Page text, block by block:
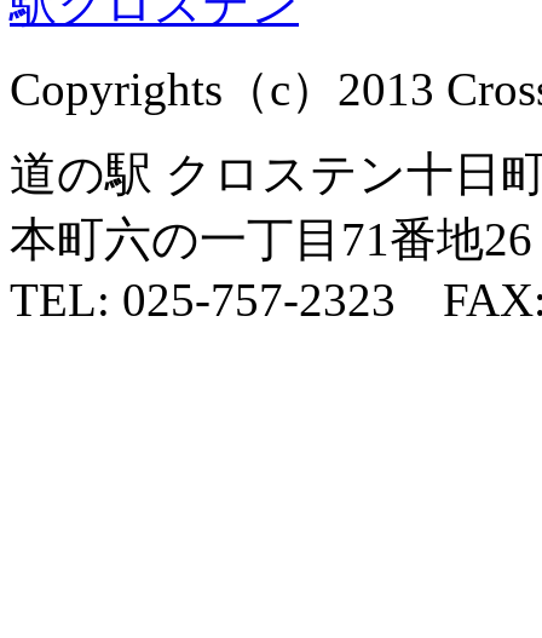
Copyrights（c）2013
道の駅 クロステン十日
本町六の一丁目71番地26
TEL: 025-757-2323